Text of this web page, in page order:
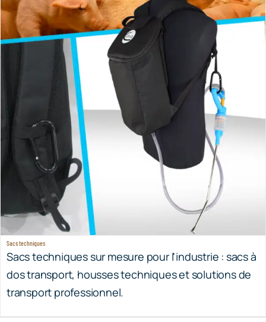
Sacs techniques
Sacs techniques sur mesure pour l'industrie : sacs à
dos transport, housses techniques et solutions de
transport professionnel.